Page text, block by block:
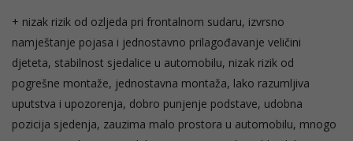
+ nizak rizik od ozljeda pri frontalnom sudaru, izvrsno
namještanje pojasa i jednostavno prilagođavanje veličini
djeteta, stabilnost sjedalice u automobilu, nizak rizik od
pogrešne montaže, jednostavna montaža, lako razumljiva
uputstva i upozorenja, dobro punjenje podstave, udobna
pozicija sjedenja, zauzima malo prostora u automobilu, mnogo